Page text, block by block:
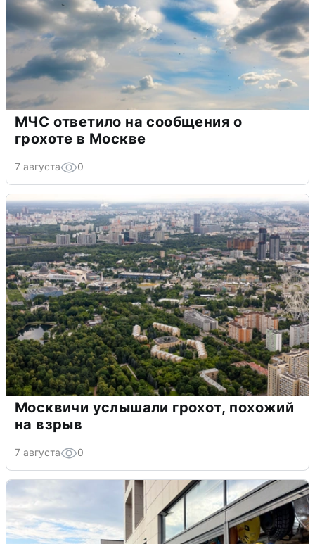
МЧС ответило на сообщения о
грохоте в Москве
7 августа 0
Москвичи услышали грохот, похожий
на взрыв
7 августа 0